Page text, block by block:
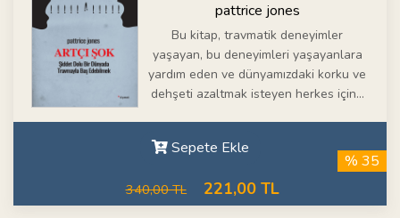
pattrice jones
Bu kitap, travmatik deneyimler
yaşayan, bu deneyimleri yaşayanlara
yardım eden ve dünyamızdaki korku ve
dehşeti azaltmak isteyen herkes için...
Sepete Ekle
340,00 TL 221,00 TL
% 35